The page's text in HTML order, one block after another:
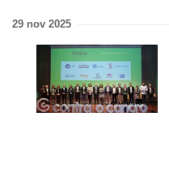
29 nov 2025